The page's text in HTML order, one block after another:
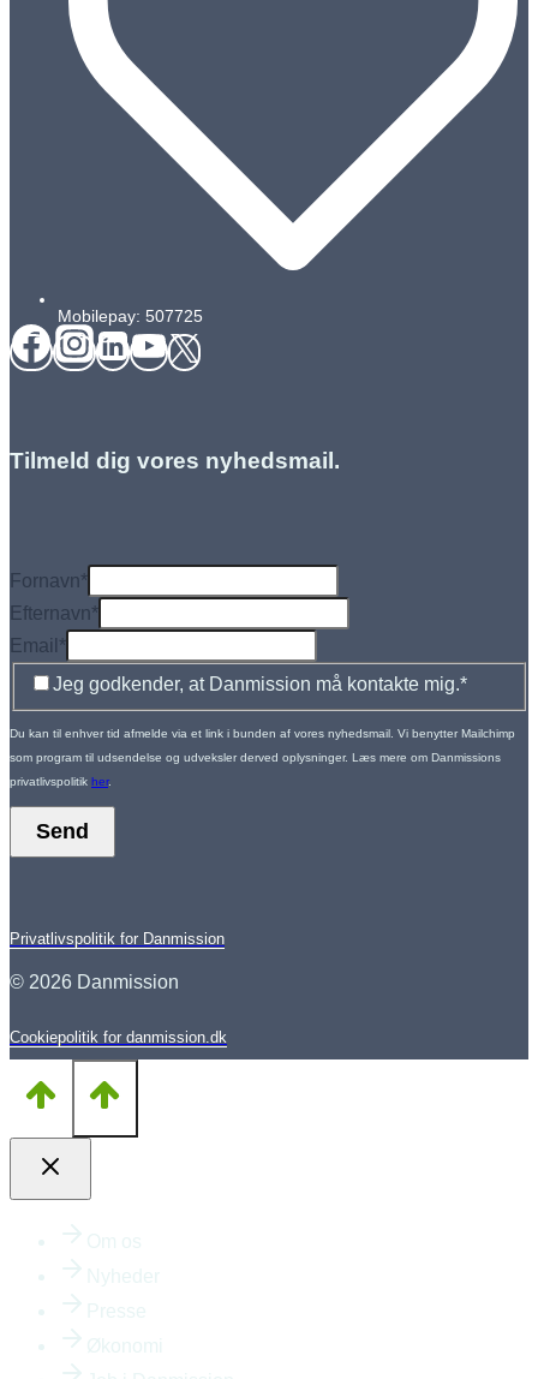
Mobilepay: 507725
Tilmeld dig vores nyhedsmail.
Fornavn*
Efternavn*
Email *
Jeg godkender, at Danmission må kontakte mig.*
Du kan til enhver tid afmelde via et link i bunden af vores nyhedsmail. Vi benytter Mailchimp
som program til udsendelse og udveksler derved oplysninger. Læs mere om Danmissions
privatlivspolitik her.
Send
Privatlivspolitik for Danmission
© 2026 Danmission
Cookiepolitik for danmission.dk